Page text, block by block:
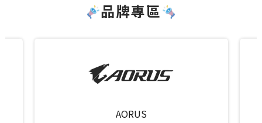
品牌專區